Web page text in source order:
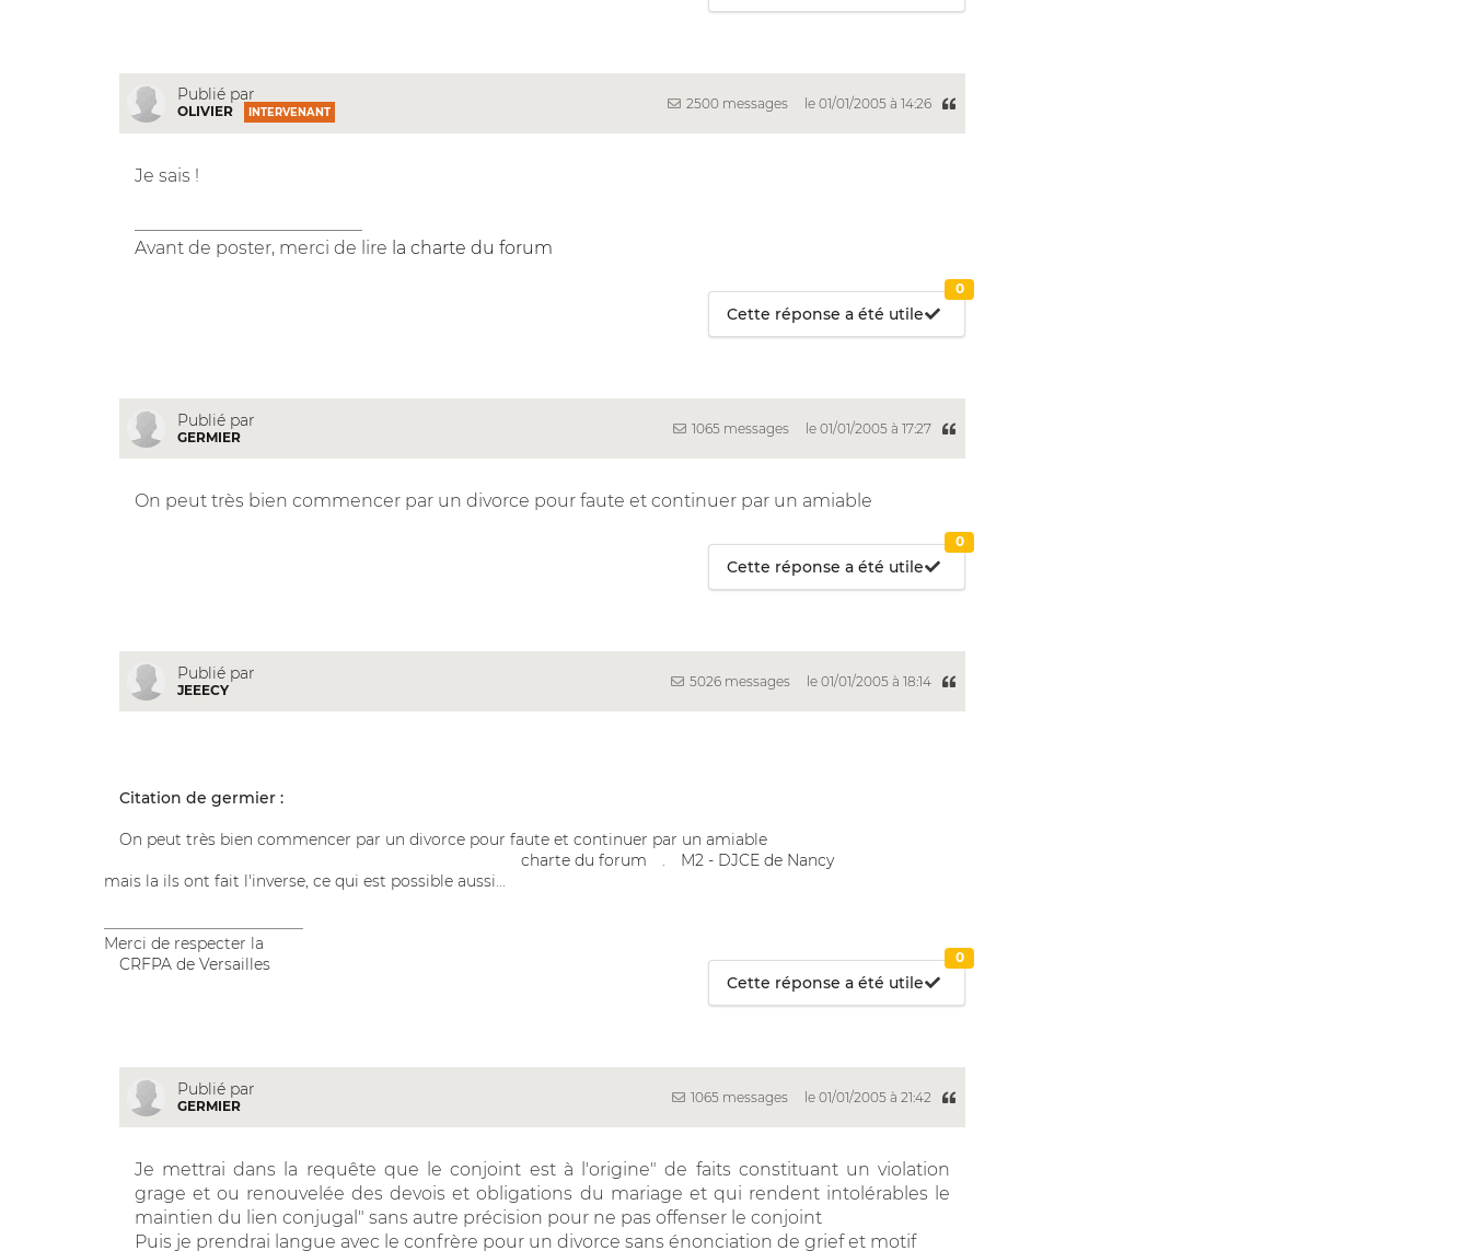
Publié par
OLIVIER INTERVENANT
2500 messages le 01/01/2005 à 14:26
Je sais !
Avant de poster, merci de lire la charte du forum
Cette réponse a été utile
0
Publié par
GERMIER
1065 messages le 01/01/2005 à 17:27
On peut très bien commencer par un divorce pour faute et continuer par un amiable
Cette réponse a été utile
0
Publié par
JEEECY
5026 messages le 01/01/2005 à 18:14
Citation de germier :
On peut très bien commencer par un divorce pour faute et continuer par un amiable
mais la ils ont fait l'inverse, ce qui est possible aussi...
Merci de respecter la
charte du forum . M2 - DJCE de Nancy
CRFPA de Versailles
Cette réponse a été utile
0
Publié par
GERMIER
1065 messages le 01/01/2005 à 21:42
Je mettrai dans la requête que le conjoint est à l'origine" de faits constituant un violation
grage et ou renouvelée des devois et obligations du mariage et qui rendent intolérables le
maintien du lien conjugal" sans autre précision pour ne pas offenser le conjoint
Puis je prendrai langue avec le confrère pour un divorce sans énonciation de grief et motif